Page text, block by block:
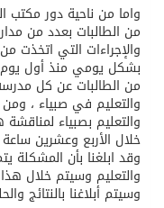
واما من ناحية دور مكتب
من الطالبات بعدد من
والإجراءات التي اتخذت
بشكل يومي منذ أول يوم
من الطالبات عن كل
والتعليم في صبياء ، ومن
والتعليم بصبياء
خلال الأربع وعشرين ساعة
وقد ابلغنا بأن المشكلة
والتعليم وسيتم خلال
وسيتم أبلاغنا بالنتائج